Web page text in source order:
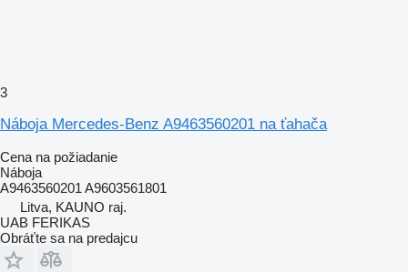
3
Náboja Mercedes-Benz A9463560201 na ťahača
Cena na požiadanie
Náboja
A9463560201 A9603561801
Litva, KAUNO raj.
UAB FERIKAS
Obráťte sa na predajcu